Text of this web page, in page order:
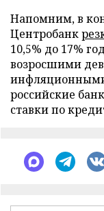
Напомним, в
Центробанк
10,5% до 17%
возросшими
российские
ставки по